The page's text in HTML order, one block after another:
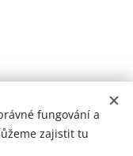
fungování a
zajistit tu